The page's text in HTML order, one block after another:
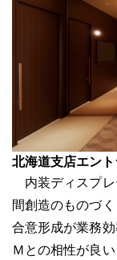
北海道支店エン
内装ディスプ
間創造のものづ
合意形成が業務
Ｍとの相性が良